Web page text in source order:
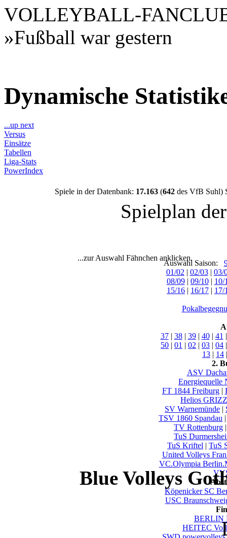
VOLLEYBALL-
»Fußball war gestern
Dynamische
...up next
Versus
Einsätze
Tabellen
Liga-Stats
PowerIndex
Spiele in der Datenbank: 17.163(642des VfB Suhl)
Spielplan
...zur Auswahl Fähnchen anklicken.
Auswahl Saison:
01/02 | 02/03| 03/
08/09| 09/10| 10/
15/16 | 16/17 | 17/
37| 38| 39| 40| 41
50 | 01 | 02 | 03 | 04
13 | 14
2.
ASV
Energiequelle
FT 1844 Freiburg|
Helios
SV Warnemünde |
TSV 1860 Spandau
TV Rottenburg
TuS
TuS Kriftel | TuS
United Volleys
VC.Olympia
Köpenicker SC
USC
BERLIN
HEITEC
Blue Volleys